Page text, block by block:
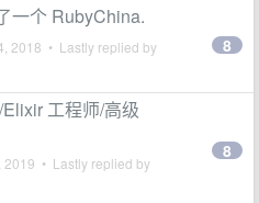
一个 RubyChina.
2018 • Lastly replied by 8
工程师/高级
2019 • Lastly replied by
8